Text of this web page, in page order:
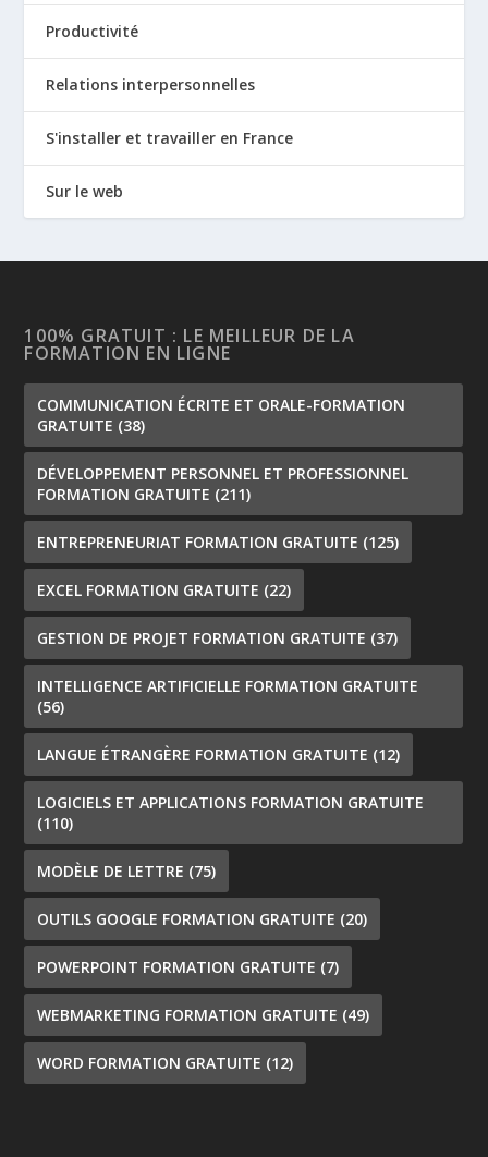
Productivité
Relations interpersonnelles
S'installer et travailler en France
Sur le web
100% GRATUIT : LE MEILLEUR DE LA
FORMATION EN LIGNE
COMMUNICATION ÉCRITE ET ORALE-FORMATION
GRATUITE (38)
DÉVELOPPEMENT PERSONNEL ET PROFESSIONNEL
FORMATION GRATUITE (211)
ENTREPRENEURIAT FORMATION GRATUITE (125)
EXCEL FORMATION GRATUITE (22)
GESTION DE PROJET FORMATION GRATUITE (37)
INTELLIGENCE ARTIFICIELLE FORMATION GRATUITE
(56)
LANGUE ÉTRANGÈRE FORMATION GRATUITE (12)
LOGICIELS ET APPLICATIONS FORMATION GRATUITE
(110)
MODÈLE DE LETTRE (75)
OUTILS GOOGLE FORMATION GRATUITE (20)
POWERPOINT FORMATION GRATUITE (7)
WEBMARKETING FORMATION GRATUITE (49)
WORD FORMATION GRATUITE (12)